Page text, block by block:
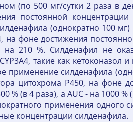
(по 500 мг/сутки 2 раза в
постоянной
(однократно 100
фоне достижения
210 %. Силденафил не
такие как кетоконазол
силденафила
цитохрома Р450, на фоне
(в 4 раза), a AUC - на 1000
применения одного
концентрации силденафила.